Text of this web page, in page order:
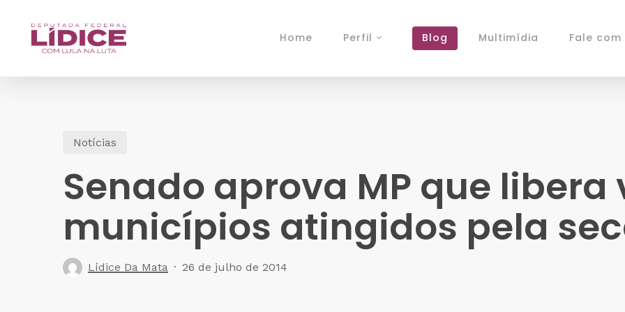
Home Perfil Blog Multimídia Fale com
Notícias
Senado aprova MP que
municípios atingidos pela
Lídice Da Mata 26 de julho de 2014